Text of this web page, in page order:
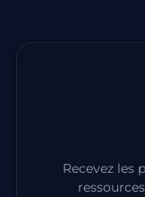
Recevez les